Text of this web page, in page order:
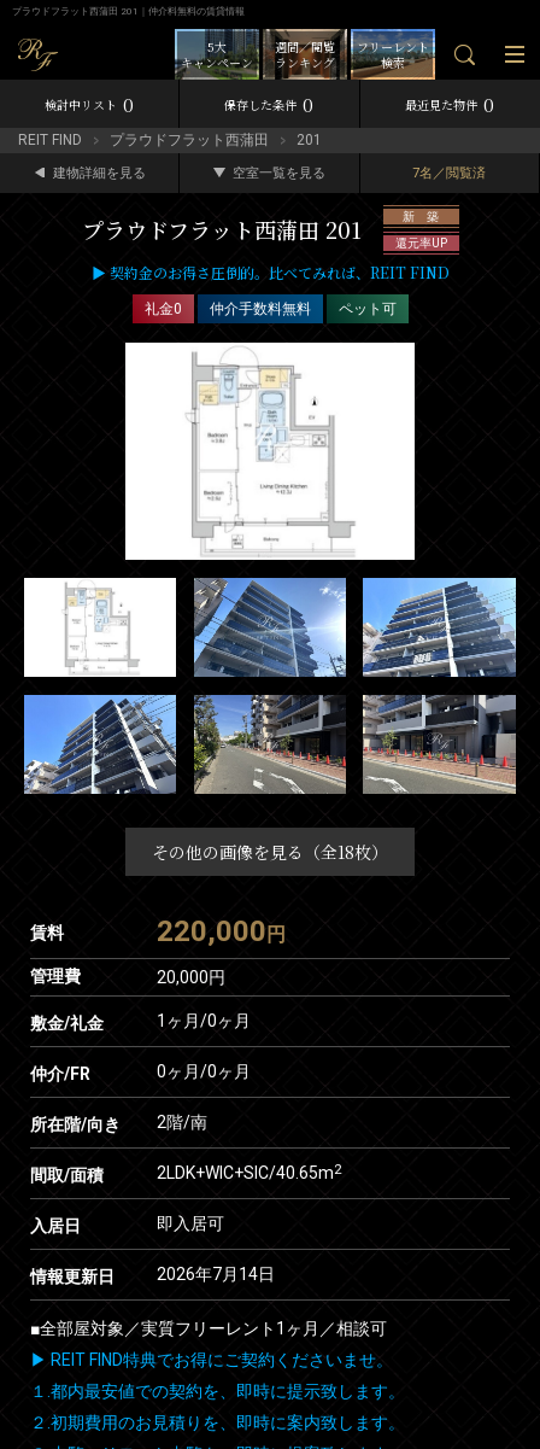
プラウドフラット西蒲田 201｜仲介料無料の賃貸情報
フリーレント
検索
週間／閲覧
ランキング
5大
キャンペーン
検討中リスト 0 保存した条件 0 最近見た物件 0
REIT FIND プラウドフラット西蒲田 201
建物詳細を見る 空室一覧を見る 7名／閲覧済
プラウドフラット西蒲田 201
新 築
還元率UP
▶ 契約金のお得さ圧倒的。比べてみれば、REIT FIND
礼金0 仲介手数料無料 ペット可
その他の画像を見る（全18枚）
賃料 220,000 円
管理費 20,000円
敷金/礼金 1ヶ月/0ヶ月
仲介/FR 0ヶ月/0ヶ月
所在階/向き 2階/南
間取/面積 2LDK+WIC+SIC/40.65m2
入居日 即入居可
情報更新日 2026年7月14日
■全部屋対象／実質フリーレント1ヶ月／相談可
▶ REIT FIND特典でお得にご契約くださいませ。
１.都内最安値での契約を、即時に提示致します。
２.初期費用のお見積りを、即時に案内致します。